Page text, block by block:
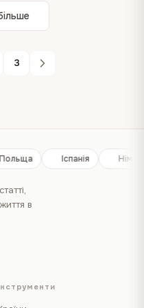
3
Польща Іспанія
в